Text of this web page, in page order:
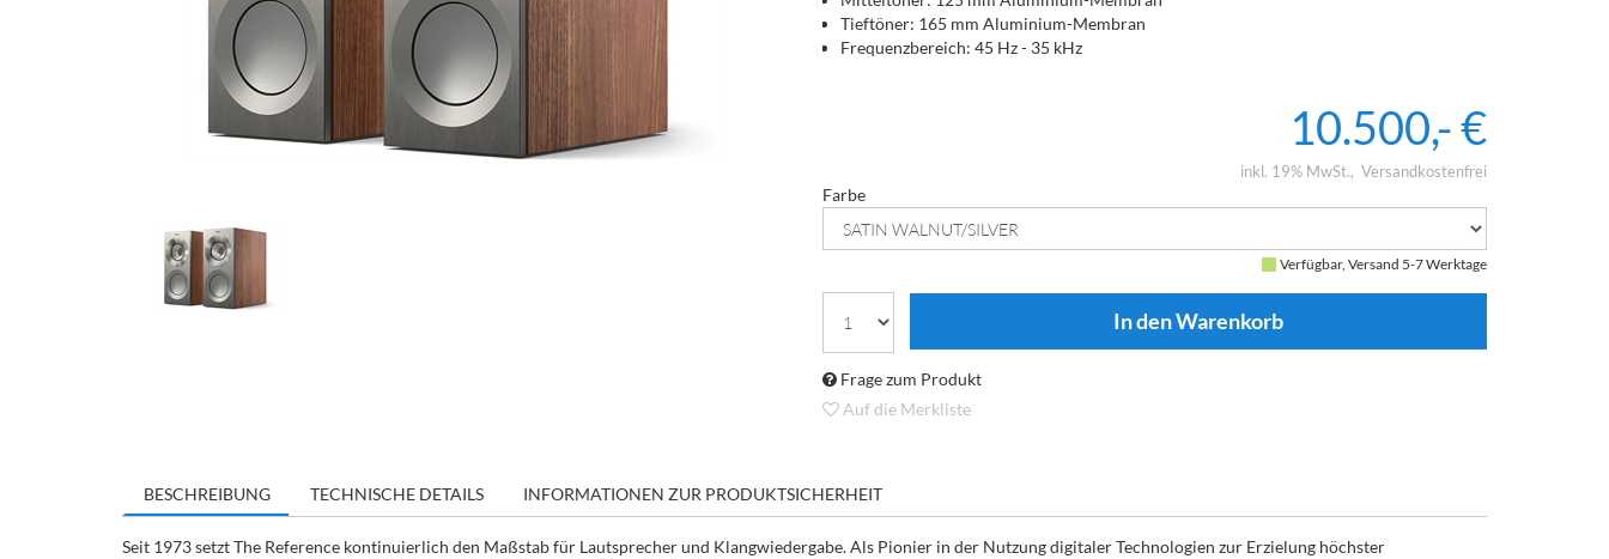
Tieftöner: 165 mm Aluminium-Membran
Frequenzbereich: 45 Hz - 35 kHz
10.500,- €
inkl. 19% MwSt. Versandkostenfrei
Farbe
Verfügbar, Versand 5-7 Werktage
Frage zum Produkt
Auf die Merkliste
BESCHREIBUNG TECHNISCHE DETAILS INFORMATIONEN ZUR PRODUKTSICHERHEIT
Seit 1973 setzt The Reference kontinuierlich den Maßstab für Lautsprecher und Klangwiedergabe. Als Pionier in der Nutzung digitaler Technologien zur Erzielung höchster